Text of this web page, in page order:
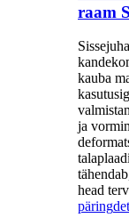
raam
kauba
ja
head
päring